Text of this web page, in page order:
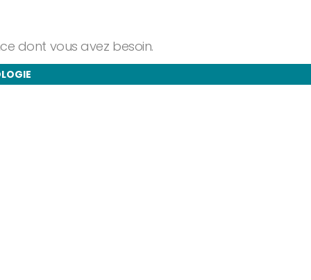
dont vous avez besoin.